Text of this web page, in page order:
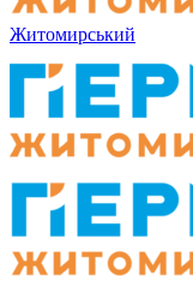
Житомирський